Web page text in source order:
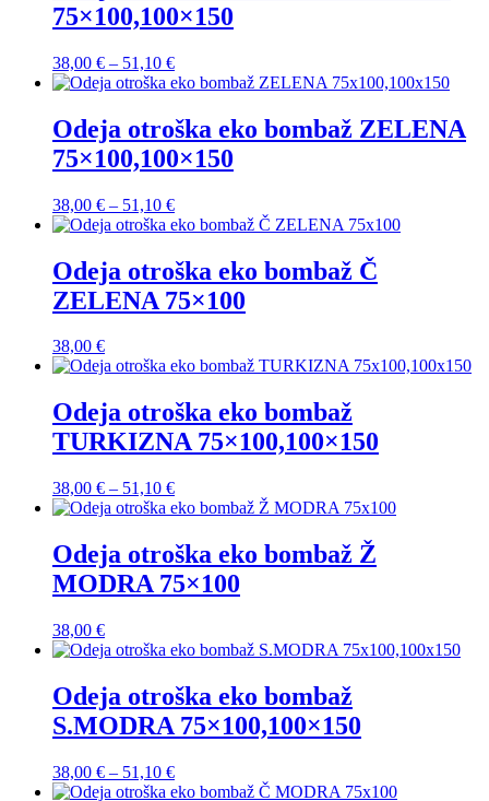
51,10 €
75×100,100×150
38,00 € – 51,10 €Cenovni
razpon:
38,00 €
do
51,10 €
Odeja otroška eko bombaž ZELENA
75×100,100×150
38,00 € – 51,10 €Cenovni
razpon:
38,00 €
do
51,10 €
Odeja otroška eko bombaž Č
ZELENA 75×100
38,00 €
Odeja otroška eko bombaž
TURKIZNA 75×100,100×150
38,00 € – 51,10 €Cenovni
razpon:
38,00 €
do
51,10 €
Odeja otroška eko bombaž Ž
MODRA 75×100
38,00 €
Odeja otroška eko bombaž
S.MODRA 75×100,100×150
38,00 € – 51,10 €Cenovni
razpon: